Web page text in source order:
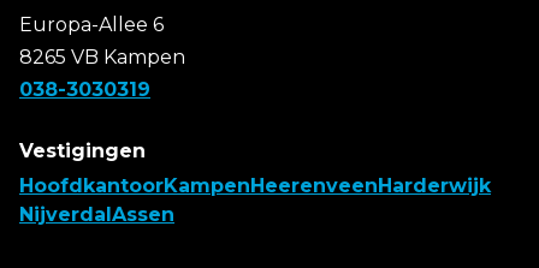
Europa-Allee 6
8265 VB Kampen
038-3030319
Vestigingen
HoofdkantoorKampen Heerenveen Harderwijk
Nijverdal Assen